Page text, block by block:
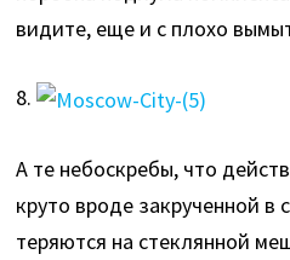
видите, еще и с плохо
8.
А те небоскребы, что
круто вроде закрученной в
теряются на стеклянной